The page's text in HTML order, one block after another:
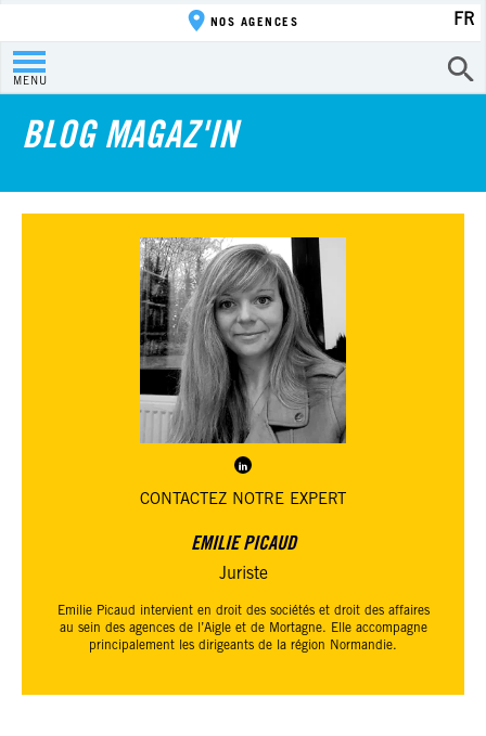
MENU
NOS AGENCES FR
BLOG MAGAZ'IN
CONTACTEZ NOTRE EXPERT
EMILIE PICAUD
Juriste
Emilie Picaud intervient en droit des sociétés et droit des affaires
au sein des agences de l’Aigle et de Mortagne. Elle accompagne
principalement les dirigeants de la région Normandie.